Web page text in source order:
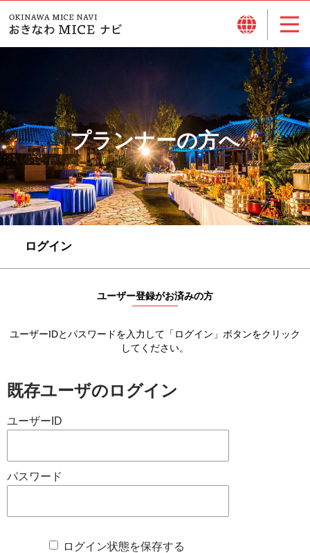
プランナーの方へ
ログイン
ユーザー登録がお済みの方
ユーザーIDとパスワードを入力して「ログイン」ボタンをクリック
してください。
既存ユーザのログイン
ユーザーID
パスワード
ログイン状態を保存する